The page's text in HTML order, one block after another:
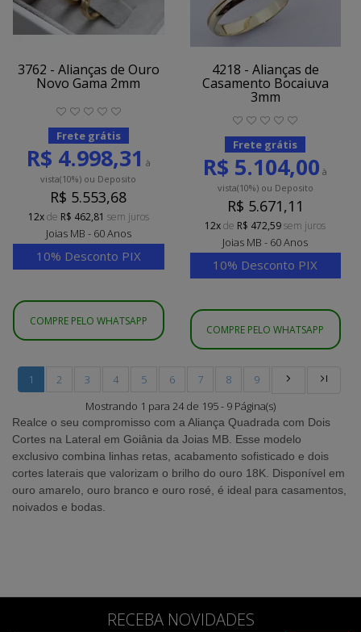
3762 - Alianças de Ouro
Novo Gama 2mm
Frete grátis
R$ 4.998,31 à
vista(10%) ou Deposito
R$ 5.553,68
12xde R$ 462,81 sem juros
Joias MB - 60 Anos
10% Desconto PIX
COMPRE PELO WHATSAPP
4218 - Alianças de
Casamento Bocaiuva
3mm
Frete grátis
R$ 5.104,00 à
vista(10%)ou Deposito
R$ 5.671,11
12xde R$ 472,59sem juros
Joias MB - 60 Anos
10% Desconto PIX
COMPRE PELO WHATSAPP
1 2 3 4 5 6 7 8
9
Mostrando 1 para 24 de 195 - 9 Página(s)
Realce o seu compromisso com a Aliança Quadrada com Dois
Cortes na Lateral em Goiânia da Joias MB . Esse modelo
exclusivo combina linhas retas, acabamento sofisticado e dois
cortes laterais que valorizam o brilho do ouro 18K. Disponível em
ouro amarelo, ouro branco e ouro rosé, é ideal para casamentos,
noivados e bodas.
RECEBA NOVIDADES